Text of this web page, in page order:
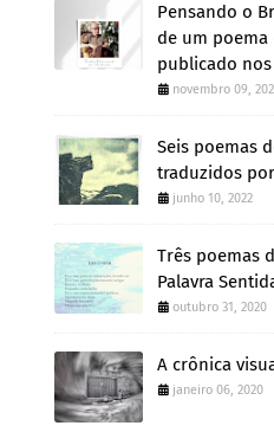
Pensando o
de um
publicado nos
novembro 09,
Seis poemas
traduzidos
junho 10, 2022
Três poemas
Palavra
outubro 31, 2020
A crônica
janeiro 06, 2020